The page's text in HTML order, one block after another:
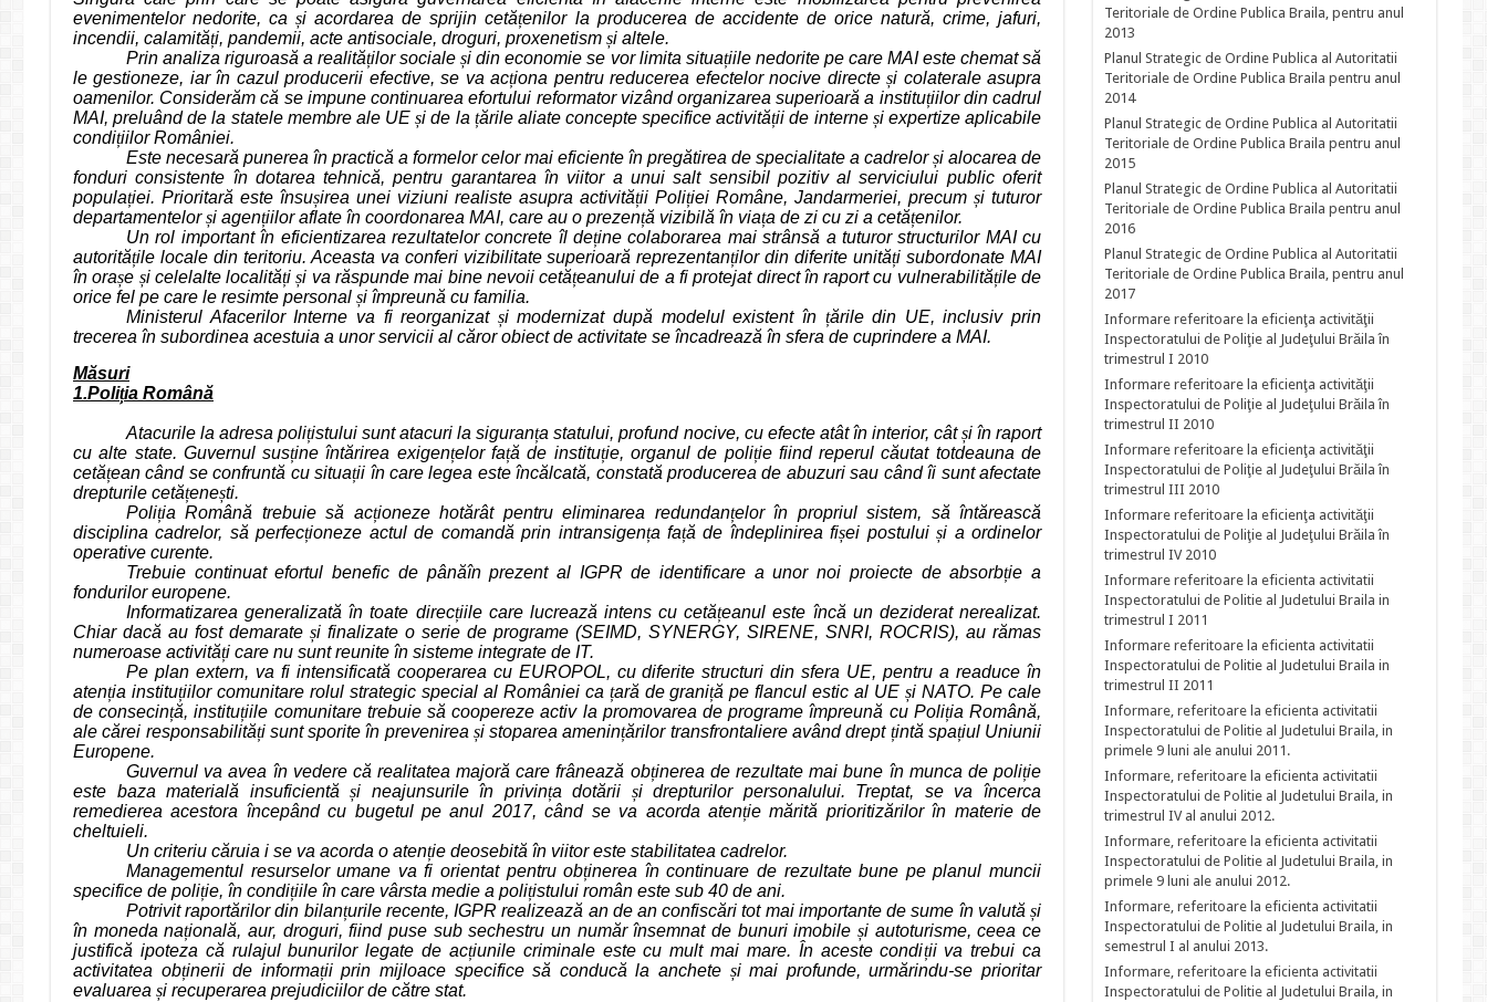
evenimentelor nedorite, cași acordarea de sprijin cetățenilor la producerea de accidente de orice natură, crime, jafuri,
incendii, calamități, pandemii, acte antisociale, droguri, proxenetism și altele.
Prin analiza riguroasă a realităților socialeși din economie se vor limita situațiile nedorite pe care MAI este chemat să
le gestioneze, iar în cazul producerii efective, se va acționa pentru reducerea efectelor nocive directeși colaterale asupra
oamenilor. Considerăm că se impune continuarea efortului reformator vizând organizarea superioară a instituțiilor din cadrul
MAI, preluând de la statele membre ale UEși de la țările aliate concepte specifice activității de interne și expertize aplicabile
condițiilor României.
Este necesară punerea în practică a formelor celor mai eficiente în pregătirea de specialitate a cadrelorși alocarea de
fonduri consistente în dotarea tehnică, pentru garantarea în viitor a unui salt sensibil pozitiv al serviciului public oferit
populației. Prioritară este însușirea unei viziuni realiste asupra activității Poliției Române, Jandarmeriei, precum și tuturor
departamentelorși agențiilor aflate în coordonarea MAI, care au o prezență vizibilă în viața de zi cu zi a cetățenilor.
Un rol important în eficientizarea rezultatelor concrete îl deține colaborarea mai strânsă a tuturor structurilor MAI cu
autoritățile locale din teritoriu. Aceasta va conferi vizibilitate superioară reprezentanților din diferite unități subordonate MAI
în orașe și celelalte localitățiși va răspunde mai bine nevoii cetățeanului de a fi protejat direct în raport cu vulnerabilitățile de
orice fel pe care le resimte personal și împreună cu familia.
Ministerul Afacerilor Interne va fi reorganizat și modernizat după modelul existent în țările din UE, inclusiv prin
trecerea în subordinea acestuia a unor servicii al căror obiect de activitate se încadrează în sfera de cuprindere a MAI.
Măsuri
1.Poliția Română
Atacurile la adresa polițistului sunt atacuri la siguranța statului, profund nocive, cu efecte atât în interior, câtși în raport
cu alte state. Guvernul susține întărirea exigențelor față de instituție, organul de poliție fiind reperul căutat totdeauna de
cetățean când se confruntă cu situații în care legea este încălcată, constată producerea de abuzuri sau când îi sunt afectate
drepturile cetățenești.
Poliția Română trebuie să acționeze hotărât pentru eliminarea redundanțelor în propriul sistem, să întărească
disciplina cadrelor, să perfecționeze actul de comandă prin intransigența față de îndeplinirea fișei postuluiși a ordinelor
operative curente.
Trebuie continuat efortul benefic de pânăîn prezent al IGPR de identificare a unor noi proiecte de absorbție a
fondurilor europene.
Informatizarea generalizată în toate direcțiile care lucrează intens cu cetățeanul este încă un deziderat nerealizat.
Chiar dacă au fost demarate și finalizate o serie de programe (SEIMD, SYNERGY, SIRENE, SNRI, ROCRIS), au rămas
numeroase activități care nu sunt reunite în sisteme integrate de IT.
Pe plan extern, va fi intensificată cooperarea cu EUROPOL, cu diferite structuri din sfera UE, pentru a readuce în
atenția instituțiilor comunitare rolul strategic special al României ca țară de graniță pe flancul estic al UEși NATO. Pe cale
de consecință, instituțiile comunitare trebuie să coopereze activ la promovarea de programe împreună cu Poliția Română,
ale cărei responsabilități sunt sporite în prevenirea și stoparea amenințărilor transfrontaliere având drept țintă spațiul Uniunii
Europene.
Guvernul va avea în vedere că realitatea majoră care frânează obținerea de rezultate mai bune în munca de poliție
este baza materială insuficientăși neajunsurile în privința dotării și drepturilor personalului. Treptat, se va încerca
remedierea acestora începând cu bugetul pe anul 2017, când se va acorda atenție mărită prioritizărilor în materie de
cheltuieli.
Un criteriu căruia i se va acorda o atenție deosebită în viitor este stabilitatea cadrelor.
Managementul resurselor umane va fi orientat pentru obținerea în continuare de rezultate bune pe planul muncii
specifice de poliție, în condițiile în care vârsta medie a polițistului român este sub 40 de ani.
Potrivit raportărilor din bilanțurile recente, IGPR realizează an de an confiscări tot mai importante de sume în valutăși
în moneda națională, aur, droguri, fiind puse sub sechestru un număr însemnat de bunuri imobileși autoturisme, ceea ce
justifică ipoteza că rulajul bunurilor legate de acțiunile criminale este cu mult mai mare. În aceste condiții va trebui ca
activitatea obținerii de informații prin mijloace specifice să conducă la anchete și mai profunde, urmărindu-se prioritar
evaluarea și recuperarea prejudiciilor de către stat.
Teritoriale de Ordine Publica Braila, pentru anul
2013
Planul Strategic de Ordine Publica al Autoritatii
Teritoriale de Ordine Publica Braila pentru anul
2014
Planul Strategic de Ordine Publica al Autoritatii
Teritoriale de Ordine Publica Braila pentru anul
2015
Planul Strategic de Ordine Publica al Autoritatii
Teritoriale de Ordine Publica Braila pentru anul
2016
Planul Strategic de Ordine Publica al Autoritatii
Teritoriale de Ordine Publica Braila, pentru anul
2017
Informare referitoare la eficienţa activităţii
Inspectoratului de Poliţie al Judeţului Brăila în
trimestrul I 2010
Informare referitoare la eficienţa activităţii
Inspectoratului de Poliţie al Judeţului Brăila în
trimestrul II 2010
Informare referitoare la eficienţa activităţii
Inspectoratului de Poliţie al Judeţului Brăila în
trimestrul III 2010
Informare referitoare la eficienţa activităţii
Inspectoratului de Poliţie al Judeţului Brăila în
trimestrul IV 2010
Informare referitoare la eficienta activitatii
Inspectoratului de Politie al Judetului Braila in
trimestrul I 2011
Informare referitoare la eficienta activitatii
Inspectoratului de Politie al Judetului Braila in
trimestrul II 2011
Informare, referitoare la eficienta activitatii
Inspectoratului de Politie al Judetului Braila, in
primele 9 luni ale anului 2011.
Informare, referitoare la eficienta activitatii
Inspectoratului de Politie al Judetului Braila, in
trimestrul IV al anului 2012.
Informare, referitoare la eficienta activitatii
Inspectoratului de Politie al Judetului Braila, in
primele 9 luni ale anului 2012.
Informare, referitoare la eficienta activitatii
Inspectoratului de Politie al Judetului Braila, in
semestrul I al anului 2013.
Informare, referitoare la eficienta activitatii
Inspectoratului de Politie al Judetului Braila, in